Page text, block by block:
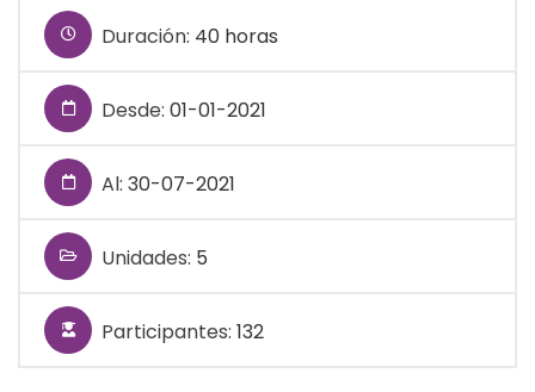
Duración: 40 horas
Desde: 01-01-2021
Al: 30-07-2021
Unidades: 5
Participantes: 132